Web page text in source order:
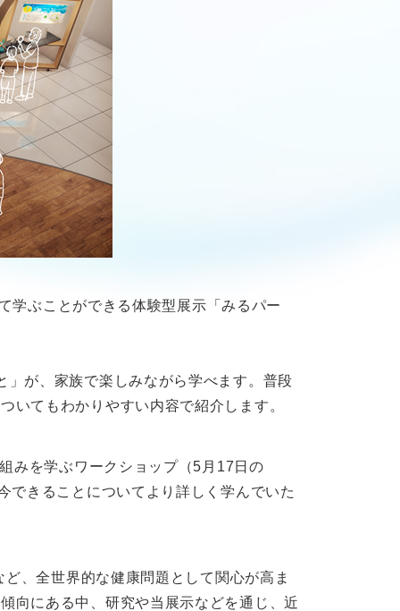
学ぶことができる体験型展示「みるパー
が、家族で楽しみながら学べます。普段
いてもわかりやすい内容で紹介します。
みを学ぶワークショップ（5月17日の
できることについてより詳しく学んでいた
、全世界的な健康問題として関心が高ま
向にある中、研究や当展示などを通じ、近